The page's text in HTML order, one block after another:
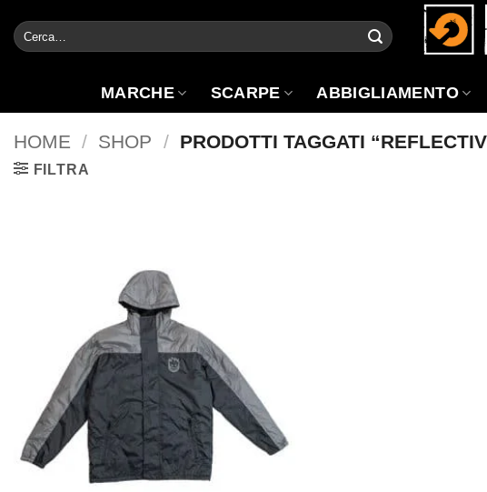
contenuti
Cerca:
MARCHE SCARPE ABBIGLIAMENTO
HOME / SHOP / PRODOTTI TAGGATI
FILTRA